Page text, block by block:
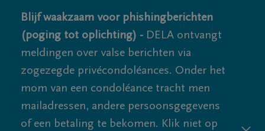
Blijf waakzaam voor phishingberichten
(poging tot oplichting) - DELA ontvangt
meldingen over valse berichten via
zogezegde privécondoléances. Onder het
mom van een condoléance tracht men
mailadressen, andere persoonsgegevens
of een betaling te bekomen. Klik niet op